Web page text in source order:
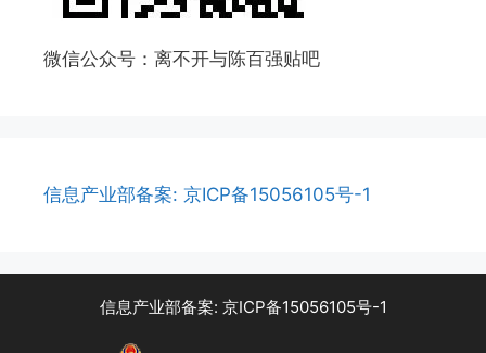
微信公众号：离不开与陈百强贴吧
信息产业部备案: 京ICP备15056105号-1
信息产业部备案: 京ICP备15056105号-1